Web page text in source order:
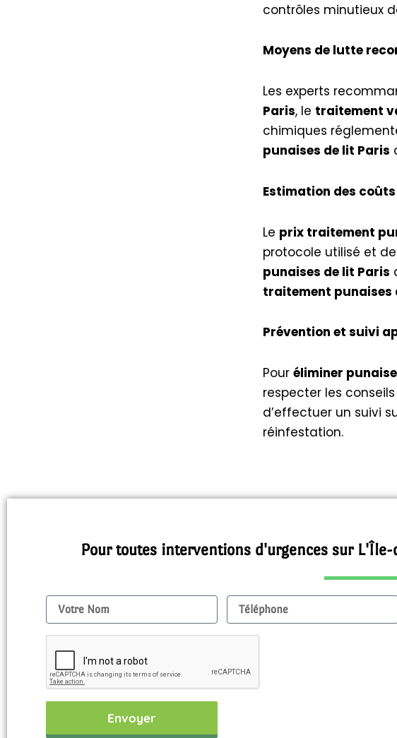
contrôles minutieux
Moyens de lutte
Les experts
Paris, le traitement
chimiques
punaises de lit Paris
Estimation des
Le prix traitement
protocole utilisé et
punaises de lit Paris
traitement punaises
Prévention et suivi
Pour éliminer
respecter les
d’effectuer un suivi
réinfestation.
Pour toutes interventions d'urgences sur
Nom Tel
Envoyer